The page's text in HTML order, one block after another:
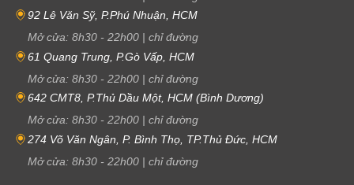
92 Lê Văn Sỹ, P.Phú Nhuận, HCM
Mở cửa: 8h30 - 22h00 | chỉ đường
61 Quang Trung, P.Gò Vấp, HCM
Mở cửa: 8h30 - 22h00 | chỉ đường
642 CMT8, P.Thủ Dầu Một, HCM (Bình Dương)
Mở cửa: 8h30 - 22h00 | chỉ đường
274 Võ Văn Ngân, P. Bình Thọ, TP.Thủ Đức, HCM
Mở cửa: 8h30 - 22h00 | chỉ đường